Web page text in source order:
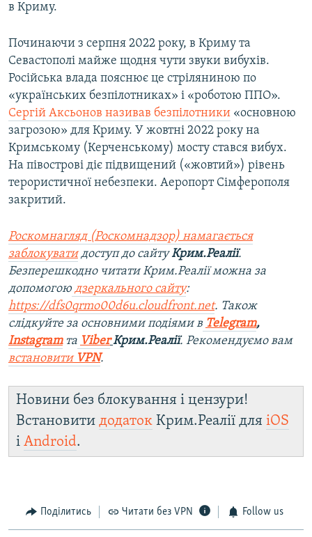
в Криму.
Починаючи з серпня 2022 року, в Криму та
Севастополі майже щодня чути звуки вибухів.
Російська влада пояснює це стріляниною по
«українських безпілотниках» і «роботою ППО».
Сергій Аксьонов називав безпілотники «основною
загрозою» для Криму. У жовтні 2022 року на
Кримському (Керченському) мосту стався вибух.
На півострові діє підвищений («жовтий») рівень
терористичної небезпеки. Аеропорт Сімферополя
закритий.
Роскомнагляд (Роскомнадзор) намагається
заблокуватидоступ до сайтуКрим.Реалії.
Безперешкодно читати Крим.Реалії можна за
допомогою дзеркального сайту:
https://dfs0qrmo00d6u.cloudfront.net. Також
слідкуйте за основними подіями в Telegram,
Instagramта Viber Крим.Реалії. Рекомендуємо вам
встановити VPN.
Новини без блокування і цензури!
Встановити додаток Крим.Реалії для iOS
і Android.
Поділитись Читати без VPN Follow us